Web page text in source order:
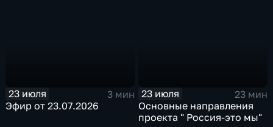
23 июля
3 мин
Эфир от 23.07.2026
23 июля
23 мин
Основные направления
проекта " Россия-это мы"